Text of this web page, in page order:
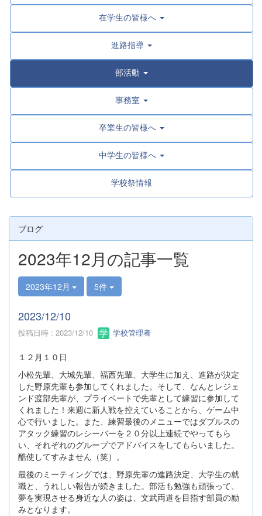
在学生の皆様へ
進路指導
部活動
事務室
卒業生の皆様へ
中学生の皆様へ
学校祭情報
ブログ
2023年12月の記事一覧
2023年12月 5件
2023/12/10
投稿日時 : 2023/12/10 学校管理者
１２月１０日
小松先輩、大城先輩、福西先輩、大学生に加え、進路が決定
した野原先輩も参加してくれました。そして、なんとレジェ
ンド渡部先輩が、プライベートで先輩として練習に参加して
くれました！来週に新人戦を控えていることから、ゲーム中
心で行いました。また、練習最後のメニューではダブルスの
アタック練習のレシーバーを２０分以上連続でやってもら
い、それぞれのグループでアドバイスをしてもらいました。
酷使してすみません（笑）。
最後のミーティングでは、野原先輩の進路決定、大学生の就
職と、うれしい報告が続きました。部活も勉強も頑張って、
夢を実現させる身近な人の姿は、文武両道を目指す部員の励
みとなります。